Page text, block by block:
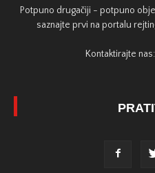
Potpuno drugačiji - potpuno
saznajte prvi na portalu
Kontaktirajte nas: